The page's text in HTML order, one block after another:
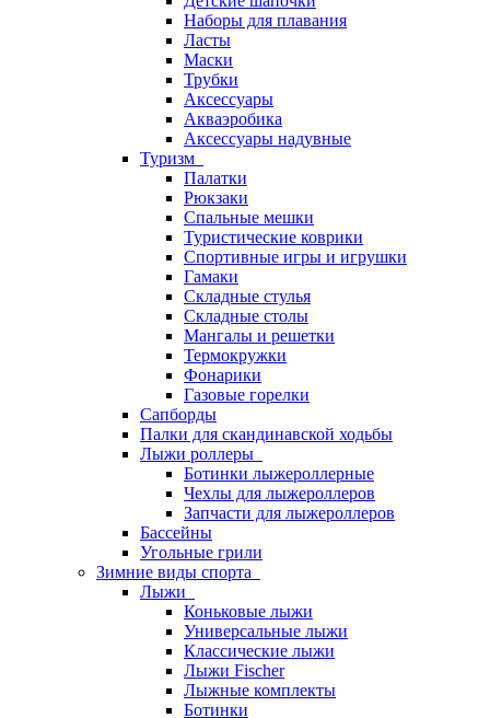
Наборы для плавания
Ласты
Маски
Трубки
Аксессуары
Акваэробика
Аксессуары надувные
Туризм
Палатки
Рюкзаки
Спальные мешки
Туристические коврики
Спортивные игры и игрушки
Гамаки
Складные стулья
Складные столы
Мангалы и решетки
Термокружки
Фонарики
Газовые горелки
Сапборды
Палки для скандинавской ходьбы
Лыжи роллеры
Ботинки лыжероллерные
Чехлы для лыжероллеров
Запчасти для лыжероллеров
Бассейны
Угольные грили
Зимние виды спорта
Лыжи
Коньковые лыжи
Универсальные лыжи
Классические лыжи
Лыжи Fischer
Лыжные комплекты
Ботинки